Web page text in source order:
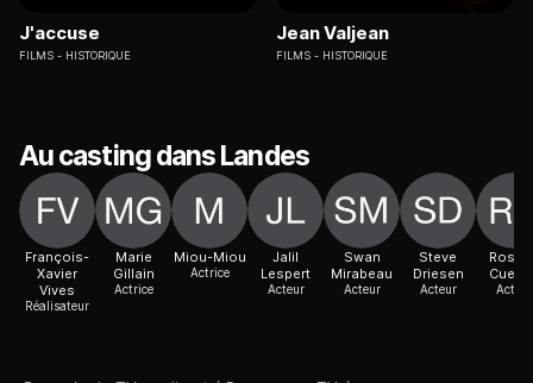
J'accuse
FILMS HISTORIQUE
Jean Valjean
FILMS HISTORIQUE
Au casting dans Landes
François-
Xavier
Vives
Réalisateur
Marie
Gillain
Actrice
Miou-Miou
Actrice
Jalil
Lespert
Acteur
Swan
Mirabeau
Acteur
Steve
Driesen
Acteur Acteur